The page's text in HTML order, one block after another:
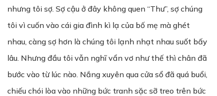
nhưng tôi sợ. Sợ cậu ở đây không quen “Thư”, sợ chúng
tôi vì cuốn vào cái gia đình kì lạ của bố mẹ mà ghét
nhau, càng sợ hơn là chúng tôi lạnh nhạt nhau suốt bấy
lâu. Nhưng đầu tôi vẫn nghĩ vẩn vơ như thế thì chân đã
bước vào từ lúc nào. Nắng xuyên qua cửa sổ đã quá buổi,
chiếu chói lòa vào những bức tranh sặc sỡ treo trên bức